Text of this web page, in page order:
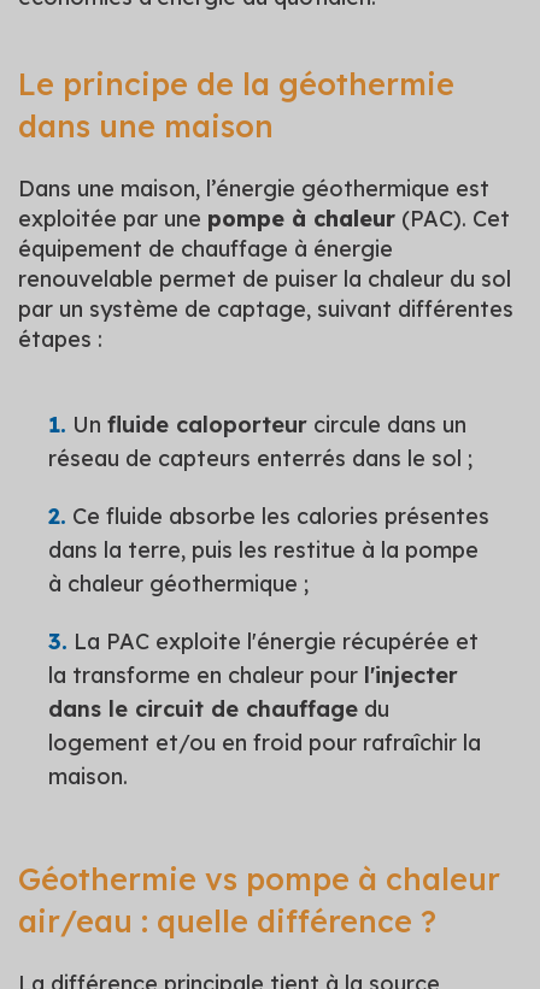
Le principe de la géothermie
dans une maison
Dans une maison, l’énergie géothermique est
exploitée par une pompe à chaleur (PAC). Cet
équipement de chauffage à énergie
renouvelable permet de puiser la chaleur du sol
par un système de captage, suivant différentes
étapes :
Un fluide caloporteur circule dans un
réseau de capteurs enterrés dans le sol ;
Ce fluide absorbe les calories présentes
dans la terre, puis les restitue à la pompe
à chaleur géothermique ;
La PAC exploite l'énergie récupérée et
la transforme en chaleur pour l'injecter
dans le circuit de chauffage du
logement et/ou en froid pour rafraîchir la
maison.
Géothermie vs pompe à chaleur
air/eau : quelle différence ?
La différence principale tient à la source